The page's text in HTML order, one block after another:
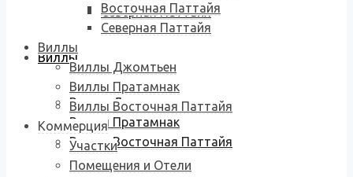
Северная Паттайя
Виллы
Виллы Джомтьен
Виллы Пратамнак
Виллы Восточная Паттайя
Восточная Паттайя
Северная Паттайя
Виллы
Виллы Джомтьен
Виллы Пратамнак
Виллы Восточная Паттайя
Коммерция
Участки
Помещения и Отели